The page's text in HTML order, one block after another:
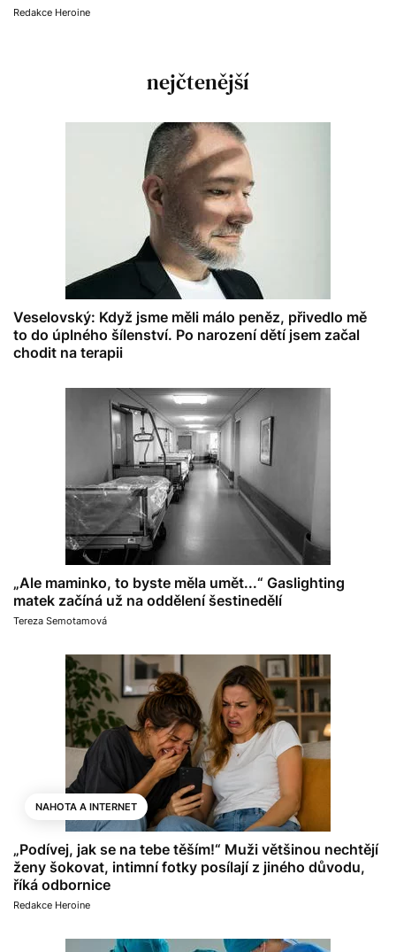
Redakce Heroine
nejčtenější
Veselovský: Když jsme měli málo peněz, přivedlo mě
to do úplného šílenství. Po narození dětí jsem začal
chodit na terapii
„Ale maminko, to byste měla umět...“ Gaslighting
matek začíná už na oddělení šestinedělí
Tereza Semotamová
NAHOTA A INTERNET
„Podívej, jak se na tebe těším!“ Muži většinou nechtějí
ženy šokovat, intimní fotky posílají z jiného důvodu,
říká odbornice
Redakce Heroine